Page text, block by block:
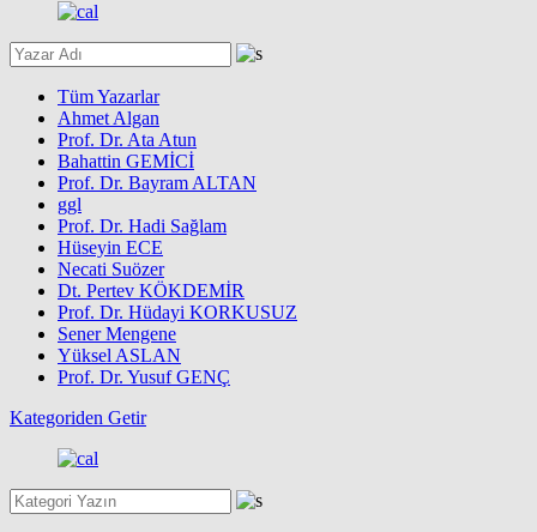
Tüm Yazarlar
Ahmet Algan
Prof. Dr. Ata Atun
Bahattin GEMİCİ
Prof. Dr. Bayram ALTAN
ggl
Prof. Dr. Hadi Sağlam
Hüseyin ECE
Necati Suözer
Dt. Pertev KÖKDEMİR
Prof. Dr. Hüdayi KORKUSUZ
Sener Mengene
Yüksel ASLAN
Prof. Dr. Yusuf GENÇ
Kategoriden Getir